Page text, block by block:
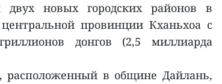
двух новых городских районов в
провинции Кханьхоа с
донгов (2,5 миллиарда
расположенный в общине Дайлань,